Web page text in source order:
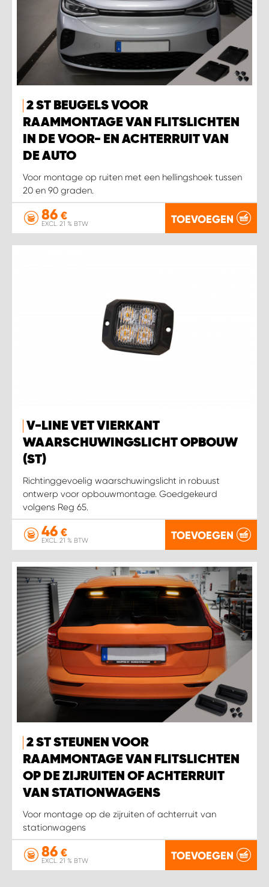
2 ST BEUGELS VOOR
RAAMMONTAGE VAN FLITSLICHTEN
IN DE VOOR- EN ACHTERRUIT VAN
DE AUTO
Voor montage op ruiten met een hellingshoek tussen
20 en 90 graden.
86 €
EXCL. 21 % BTW TOEVOEGEN
V-LINE VET VIERKANT
WAARSCHUWINGSLICHT OPBOUW
(ST)
Richtinggevoelig waarschuwingslicht in robuust
ontwerp voor opbouwmontage. Goedgekeurd
volgens Reg 65.
46 €
EXCL. 21 % BTW TOEVOEGEN
2 ST STEUNEN VOOR
RAAMMONTAGE VAN FLITSLICHTEN
OP DE ZIJRUITEN OF ACHTERRUIT
VAN STATIONWAGENS
Voor montage op de zijruiten of achterruit van
stationwagens
86 €
EXCL. 21 % BTW TOEVOEGEN